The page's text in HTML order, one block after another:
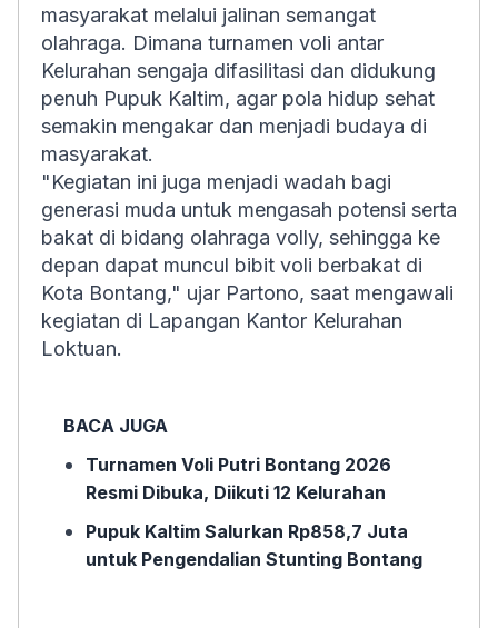
masyarakat melalui jalinan semangat
olahraga. Dimana turnamen voli antar
Kelurahan sengaja difasilitasi dan didukung
penuh Pupuk Kaltim, agar pola hidup sehat
semakin mengakar dan menjadi budaya di
masyarakat.
"Kegiatan ini juga menjadi wadah bagi
generasi muda untuk mengasah potensi serta
bakat di bidang olahraga volly, sehingga ke
depan dapat muncul bibit voli berbakat di
Kota Bontang," ujar Partono, saat mengawali
kegiatan di Lapangan Kantor Kelurahan
Loktuan.
BACA JUGA
Turnamen Voli Putri Bontang 2026
Resmi Dibuka, Diikuti 12 Kelurahan
Pupuk Kaltim Salurkan Rp858,7 Juta
untuk Pengendalian Stunting Bontang